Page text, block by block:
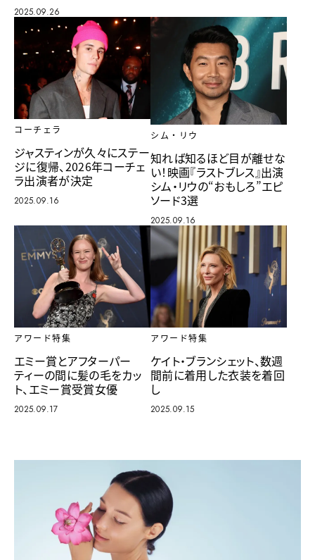
2025.09.26
コーチェラ
ジャスティンが久々にステー
ジに復帰、2026年コーチェ
ラ出演者が決定
2025.09.16
シム・リウ
知れば知るほど目が離せな
い！映画『ラストブレス』出演
シム・リウの“おもしろ”エピ
ソード3選
2025.09.16
アワード特集
エミー賞とアフターパー
ティーの間に髪の毛をカッ
ト、エミー賞受賞女優
2025.09.17
アワード特集
ケイト・ブランシェット、数週
間前に着用した衣装を着回
し
2025.09.15